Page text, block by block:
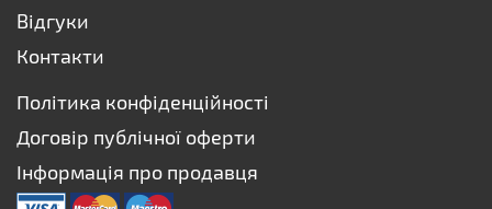
Відгуки
Контакти
Політика конфіденційності
Договір публічної оферти
Інформація про продавця